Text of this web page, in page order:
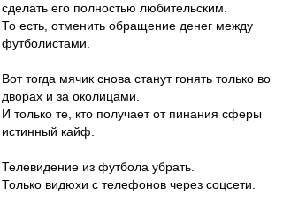
сделать его полностью любительским.
То есть, отменить обращение денег между
футболистами.
Вот тогда мячик снова станут гонять только во
дворах и за околицами.
И только те, кто получает от пинания сферы
истинный кайф.
Телевидение из футбола убрать.
Только видюхи с телефонов через соцсети.